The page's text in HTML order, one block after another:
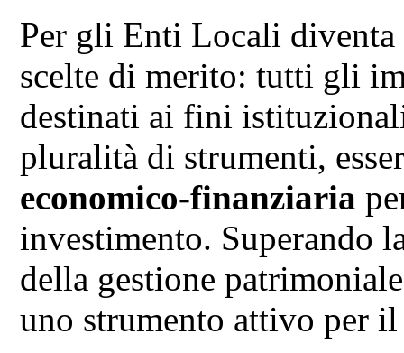
Per gli Enti Locali
scelte di merito: tutti gli
destinati ai fini
pluralità di strumenti,
economico-finanziaria
investimento. Superando
della gestione
uno strumento attivo per